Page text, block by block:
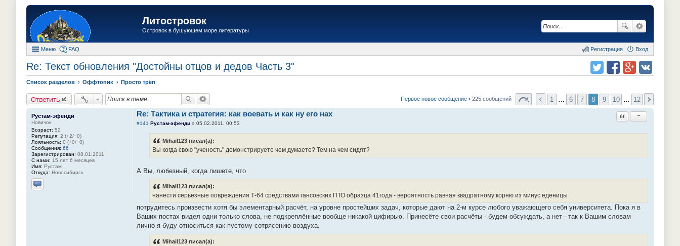
Литостровок
Островок в бушующем море литературы
Меню FAQ Вход
Регистрация
Re: Текст обновления "Достойны отцов и дедов Часть 3"
Список разделов Оффтопик Просто трёп
Ответить Первое новое сообщение • 225 сообщений 1 6 7 8 9 10 12
Рустам-эфенди
Новичок
Возраст: 52
Репутация: 2 (+2/−0)
Лояльность: 0 (+0/−0)
Сообщения: 66
Зарегистрирован: 08.01.2011
С нами: 15 лет 6 месяцев
Имя: Рустам
Откуда: Новосибирск
Отправить личное сообщение
Re: Тактика и стратегия: как воевать и как ну его нах Ответить с цитатой
−
#141 Рустам-эфенди » 05.02.2011, 00:53
Mihail123 писал(а):
Вы когда свою "ученость" демонстрируете чем думаете? Тем на чем сидят?
А Вы, любезный, когда пишете, что
Mihail123 писал(а):
нанести серьезные повреждения Т-64 средствами гансовских ПТО образца 41года - вероятность равная квадратному корню из минус еденицы
потрудитесь произвести хотя бы элементарный расчёт, на уровне простейших задач, которые дают на 2-м курсе любого уважающего себя университета. Пока я в
Ваших постах видел одни только слова, не подкреплённые вообще никакой цифирью. Принесёте свои расчёты - будем обсуждать, а нет - так к Вашим словам
лично я буду относиться как пустому сотрясению воздуха.
Mihail123 писал(а):